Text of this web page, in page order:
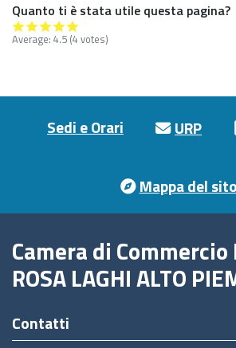
Quanto ti è stata utile questa pagina?
Average: 4.5 (4 votes)
Sedi e Orari URP
Mappa del sito
Camera di Commercio
ROSA LAGHI ALTO
Contatti